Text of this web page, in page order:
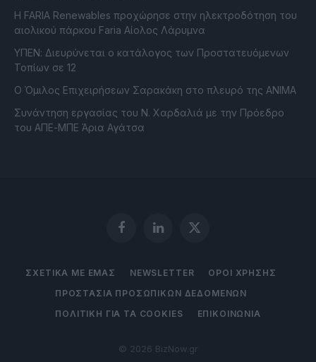
Η FARIA Renewables προχώρησε στην ηλεκτροδότηση του
αιολικού πάρκου Faria Αίολος Λάρυμνα
ΥΠΕΝ: Διευρύνεται ο κατάλογος των Προστατευόμενων
Τοπίων σε 12
O Όμιλος Επιχειρήσεων Σαρακάκη στο πλευρό της ΑΝΙΜΑ
Συνάντηση εργασίας του Ν. Χαρδαλιά με την Πρόεδρο
του ΑΠΕ-ΜΠΕ Άρια Αγάτσα
FacebookLinkedInX
ΣΧΕΤΙΚΑ ΜΕ ΕΜΑΣ NEWSLETTER
ΟΡΟΙ ΧΡΗΣΗΣ
ΠΡΟΣΤΑΣΙΑ ΠΡΟΣΩΠΙΚΩΝ ΔΕΔΟΜΕΝΩΝ
ΠΟΛΙΤΙΚΗ ΓΙΑ ΤΑ COOKIES
ΕΠΙΚΟΙΝΩΝΙΑ
© 2026 BizNow.gr